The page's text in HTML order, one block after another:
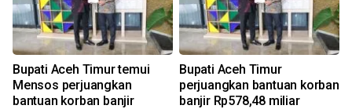
Bupati Aceh Timur temui
Mensos perjuangkan
bantuan korban banjir
Bupati Aceh Timur
perjuangkan bantuan korban
banjir Rp578,48 miliar